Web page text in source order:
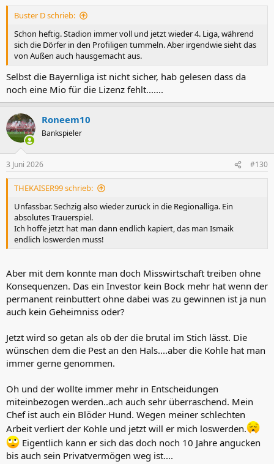
Buster D schrieb:
Schon heftig. Stadion immer voll und jetzt wieder 4. Liga, während
sich die Dörfer in den Profiligen tummeln. Aber irgendwie sieht das
von Außen auch hausgemacht aus.
Selbst die Bayernliga ist nicht sicher, hab gelesen dass da
noch eine Mio für die Lizenz fehlt.......
Roneem10
Bankspieler
3 Juni 2026 #130
THEKAISER99 schrieb:
Unfassbar. Sechzig also wieder zurück in die Regionalliga. Ein
absolutes Trauerspiel.
Ich hoffe jetzt hat man dann endlich kapiert, das man Ismaik
endlich loswerden muss!
Aber mit dem konnte man doch Misswirtschaft treiben ohne
Konsequenzen. Das ein Investor kein Bock mehr hat wenn der
permanent reinbuttert ohne dabei was zu gewinnen ist ja nun
auch kein Geheimniss oder?
Jetzt wird so getan als ob der die brutal im Stich lässt. Die
wünschen dem die Pest an den Hals....aber die Kohle hat man
immer gerne genommen.
Oh und der wollte immer mehr in Entscheidungen
miteinbezogen werden..ach auch sehr überraschend. Mein
Chef ist auch ein Blöder Hund. Wegen meiner schlechten
Arbeit verliert der Kohle und jetzt will er mich loswerden.
Eigentlich kann er sich das doch noch 10 Jahre angucken
bis auch sein Privatvermögen weg ist....